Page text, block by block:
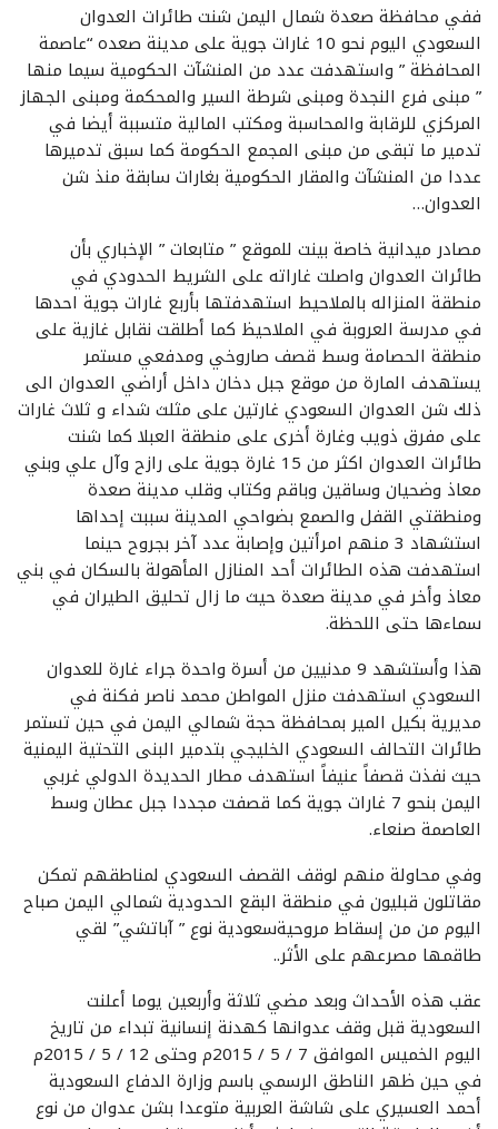
ففي محافظة صعدة شمال اليمن شنت طائرات العدوان
السعودي اليوم نحو 10 غارات جوية على مدينة صعده “عاصمة
المحافظة ” واستهدفت عدد من المنشآت الحكومية سيما منها
” مبنى فرع النجدة ومبنى شرطة السير والمحكمة ومبنى الجهاز
المركزي للرقابة والمحاسبة ومكتب المالية متسببة أيضا في
تدمير ما تبقى من مبنى المجمع الحكومة كما سبق تدميرها
عددا من المنشآت والمقار الحكومية بغارات سابقة منذ شن
العدوان…
مصادر ميدانية خاصة بينت للموقع ” متابعات ” الإخباري بأن
طائرات العدوان واصلت غاراته على الشريط الحدودي في
منطقة المنزاله بالملاحيط استهدفتها بأربع غارات جوية احدها
في مدرسة العروبة في الملاحيظ كما أطلقت نقابل غازية على
منطقة الحصامة وسط قصف صاروخي ومدفعي مستمر
يستهدف المارة من موقع جبل دخان داخل أراضي العدوان الى
ذلك شن العدوان السعودي غارتين على مثلث شداء و ثلاث غارات
على مفرق ذويب وغارة أخرى على منطقة العبلا كما شنت
طائرات العدوان اكثر من 15 غارة جوية على رازح وآل علي وبني
معاذ وضحيان وساقين وباقم وكتاب وقلب مدينة صعدة
ومنطقتي القفل والصمع بضواحي المدينة سببت إحداها
استشهاد 3 منهم امرأتين وإصابة عدد آخر بجروح حينما
استهدفت هذه الطائرات أحد المنازل المأهولة بالسكان في بني
معاذ وأخر في مدينة صعدة حيث ما زال تحليق الطيران في
سماءها حتى اللحظة.
هذا وأستشهد 9 مدنيين من أسرة واحدة جراء غارة للعدوان
السعودي استهدفت منزل المواطن محمد ناصر فكنة في
مديرية بكيل المير بمحافظة حجة شمالي اليمن في حين تستمر
طائرات التحالف السعودي الخليجي بتدمير البنى التحتية اليمنية
حيث نفذت قصفاً عنيفاً استهدف مطار الحديدة الدولي غربي
اليمن بنحو 7 غارات جوية كما قصفت مجددا جبل عطان وسط
العاصمة صنعاء.
وفي محاولة منهم لوقف القصف السعودي لمناطقهم تمكن
مقاتلون قبليون في منطقة البقع الحدودية شمالي اليمن صباح
اليوم من من إسقاط مروحيةسعودية نوع ” آباتشي” لقي
طاقمها مصرعهم على الأثر..
عقب هذه الأحداث وبعد مضي ثلاثة وأربعين يوما أعلنت
السعودية قبل وقف عدوانها كهدنة إنسانية تبداء من تاريخ
اليوم الخميس الموافق 7 / 5 / 2015م وحتى 12 / 5 / 2015م
في حين ظهر الناطق الرسمي باسم وزارة الدفاع السعودية
أحمد العسيري على شاشة العربية متوعدا بشن عدوان من نوع